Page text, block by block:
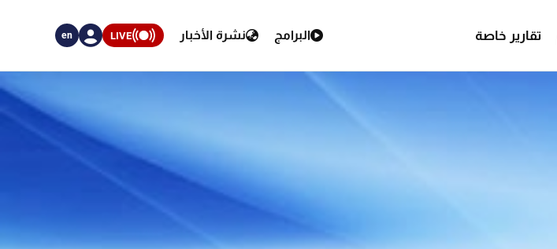
تقارير خاصة البرامج نشرة الأخبار LIVE
en